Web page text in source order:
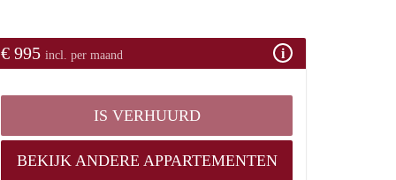
€ 995 incl. per maand
IS VERHUURD
BEKIJK ANDERE APPARTEMENTEN